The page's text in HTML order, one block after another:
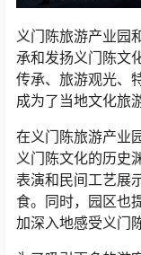
义门陈旅游产业园
承和发扬义门陈文
传承、旅游观光、
成为了当地文化旅
在义门陈旅游产业
义门陈文化的历史
表演和民间工艺展
食。同时，园区也
加深入地感受义门